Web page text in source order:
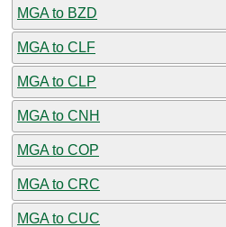
MGA to BZD
MGA to CLF
MGA to CLP
MGA to CNH
MGA to COP
MGA to CRC
MGA to CUC